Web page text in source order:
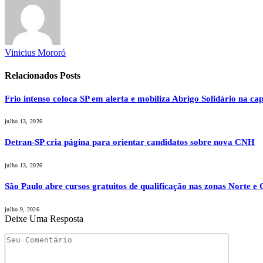
Vinicius Mororó
Relacionados Posts
Frio intenso coloca SP em alerta e mobiliza Abrigo Solidário na
julho 13, 2026
Detran-SP cria página para orientar candidatos sobre nova CNH
julho 13, 2026
São Paulo abre cursos gratuitos de qualificação nas zonas Norte e
julho 9, 2026
Deixe Uma Resposta